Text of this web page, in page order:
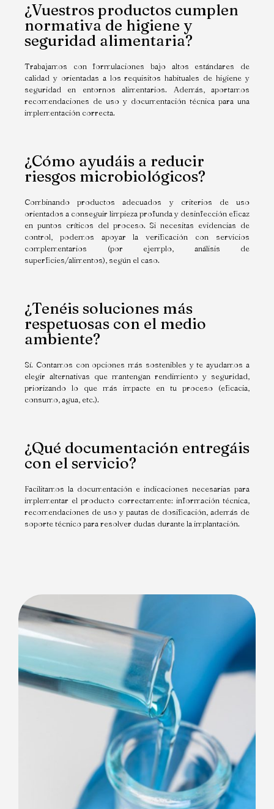
¿Vuestros productos cumplen
normativa de higiene y
seguridad alimentaria?
Trabajamos con formulaciones bajo altos estándares de
calidad y orientadas a los requisitos habituales de higiene y
seguridad en entornos alimentarios. Además, aportamos
recomendaciones de uso y documentación técnica para una
implementación correcta.
¿Cómo ayudáis a reducir
riesgos microbiológicos?
Combinando productos adecuados y criterios de uso
orientados a conseguir limpieza profunda y desinfección eficaz
en puntos críticos del proceso. Si necesitas evidencias de
control, podemos apoyar la verificación con servicios
complementarios (por ejemplo, análisis de
superficies/alimentos), según el caso.
¿Tenéis soluciones más
respetuosas con el medio
ambiente?
Sí. Contamos con opciones más sostenibles y te ayudamos a
elegir alternativas que mantengan rendimiento y seguridad,
priorizando lo que más impacte en tu proceso (eficacia,
consumo, agua, etc.).
¿Qué documentación entregáis
con el servicio?
Facilitamos la documentación e indicaciones necesarias para
implementar el producto correctamente: información técnica,
recomendaciones de uso y pautas de dosificación, además de
soporte técnico para resolver dudas durante la implantación.